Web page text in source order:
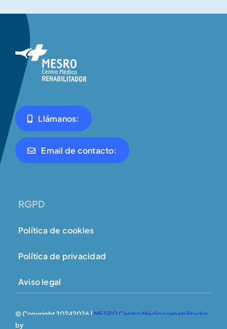
Llámanos:
Email de contacto:
RGPD
Política de cookies
Política de privacidad
Aviso legal
© Copyright 20242026 | MESRO Centro Médico rehabilitador
by